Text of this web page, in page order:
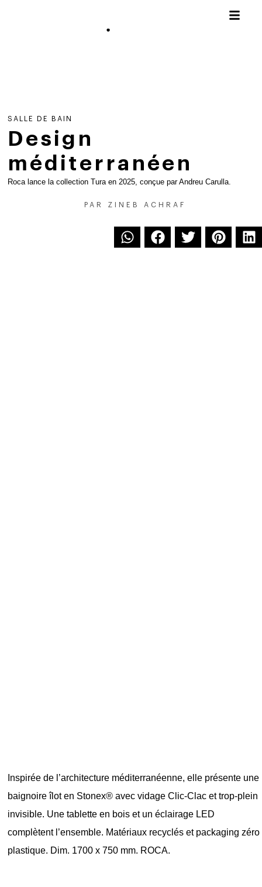
SALLE DE BAIN
Design
méditerranéen
Roca lance la collection Tura en 2025, conçue par Andreu Carulla.
PAR ZINEB ACHRAF
Inspirée de l’architecture méditerranéenne, elle présente une
baignoire îlot en Stonex® avec vidage Clic-Clac et trop-plein
invisible. Une tablette en bois et un éclairage LED
complètent l’ensemble. Matériaux recyclés et packaging zéro
plastique. Dim. 1700 x 750 mm. ROCA.